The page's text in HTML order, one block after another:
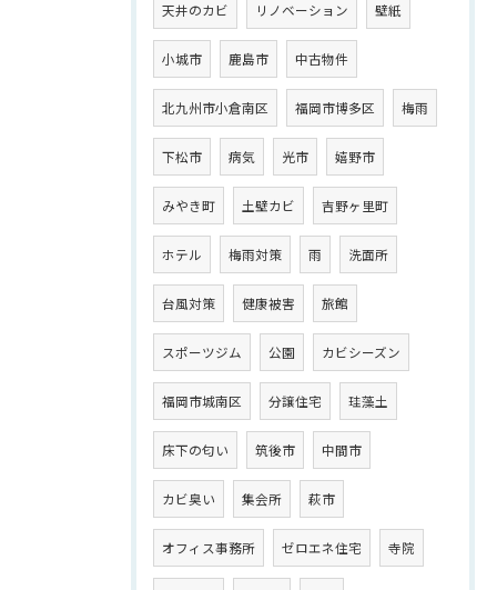
天井のカビ リノベーション 壁紙
小城市 鹿島市 中古物件
北九州市小倉南区 福岡市博多区 梅雨
下松市 病気 光市 嬉野市
みやき町 土壁カビ 吉野ヶ里町
ホテル 梅雨対策 雨 洗面所
台風対策 健康被害 旅館
スポーツジム 公園 カビシーズン
福岡市城南区 分譲住宅 珪藻土
床下の匂い 筑後市 中間市
カビ臭い 集会所 萩市
オフィス事務所 ゼロエネ住宅 寺院